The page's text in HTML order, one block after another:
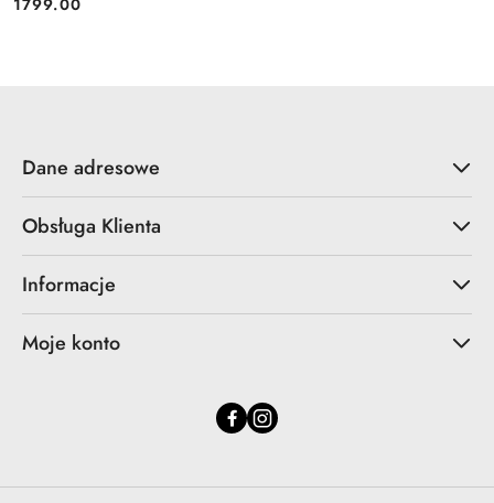
Cena:
Dane adresowe
Obsługa Klienta
Informacje
Moje konto